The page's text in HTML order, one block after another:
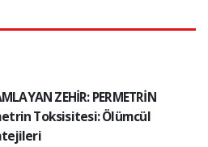
ZEHİR: PERMETRİN
Toksisitesi: Ölümcül